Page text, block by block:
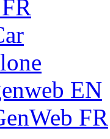
EN
FR